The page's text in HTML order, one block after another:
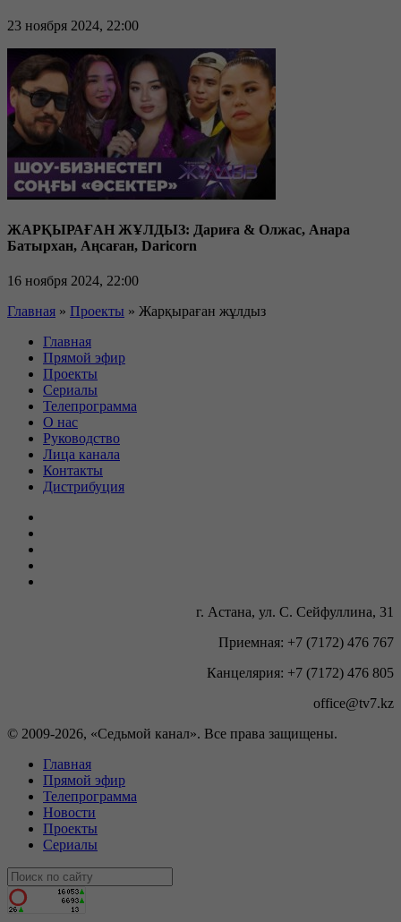
23 ноября 2024, 22:00
ЖАРҚЫРАҒАН ЖҰЛДЫЗ: Дариға & Олжас, Анара
Батырхан, Аңсаған, Daricorn
16 ноября 2024, 22:00
Главная » Проекты » Жарқыраған жұлдыз
Главная
Прямой эфир
Проекты
Сериалы
Телепрограмма
О нас
Руководство
Лица канала
Контакты
Дистрибуция
г. Астана, ул. С. Сейфуллина, 31
Приемная: +7 (7172) 476 767
Канцелярия: +7 (7172) 476 805
office@tv7.kz
© 2009-2026, «Седьмой канал». Все права защищены.
Главная
Прямой эфир
Телепрограмма
Новости
Проекты
Сериалы